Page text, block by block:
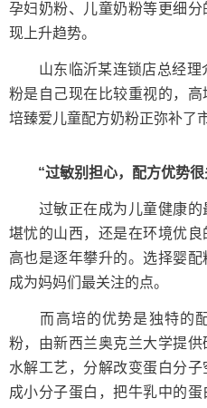
孕妇奶粉、儿童奶粉等更细
现上升趋势。
山东临沂某连锁店总经理
粉是自己现在比较重视的，
培臻爱儿童配方奶粉正弥补了
“过敏别担心，配方优势很
过敏正在成为儿童健康的
堪忧的山西，还是在环境优
高也是逐年攀升的。选择婴
成为妈妈们最关注的点。
而高培的优势是独特的配
粉，由新西兰奥克兰大学提
水解工艺，分解改变蛋白分
成小分子蛋白，把牛乳中的